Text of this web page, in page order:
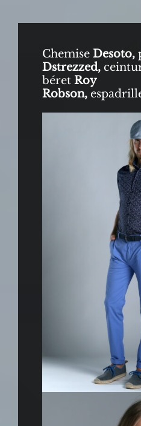
Chemise Desoto,
Dstrezzed,
béret Roy
Robson,